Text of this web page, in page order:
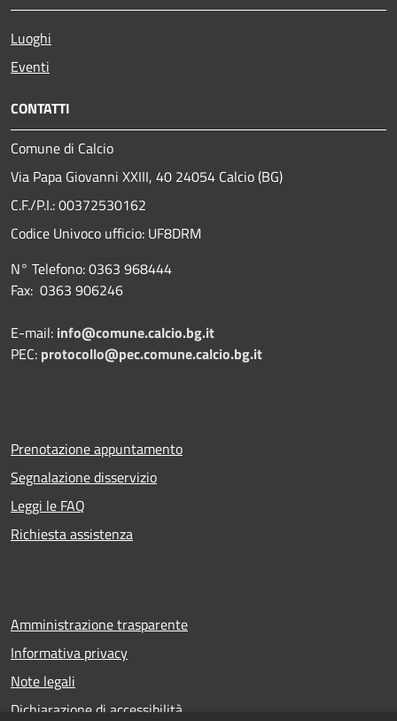
Luoghi
Eventi
CONTATTI
Comune di Calcio
Via Papa Giovanni XXIII, 40 24054 Calcio (BG)
C.F./P.I.: 00372530162
Codice Univoco ufficio: UF8DRM
N° Telefono: 0363 968444
Fax: 0363 906246
E-mail: info@comune.calcio.bg.it
PEC: protocollo@pec.comune.calcio.bg.it
Prenotazione appuntamento
Segnalazione disservizio
Leggi le FAQ
Richiesta assistenza
Amministrazione trasparente
Informativa privacy
Note legali
Dichiarazione di accessibilità